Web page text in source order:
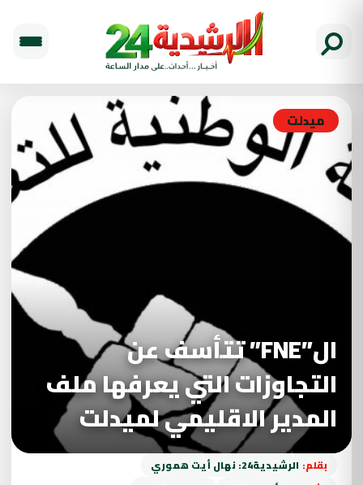
ميدلت
ال”FNE” تتأسف عن
التجاوزات التي يعرفها ملف
المدير الاقليمي لميدلت
بقلم: الرشيدية24: نهال أيت هموري